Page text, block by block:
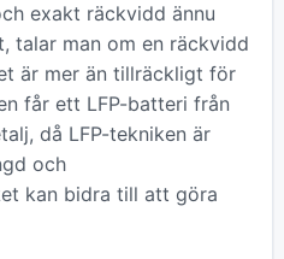
exakt räckvidd ännu
talar man om en räckvidd
är mer än tillräckligt för
får ett LFP-batteri från
då LFP-tekniken är
och
kan bidra till att göra